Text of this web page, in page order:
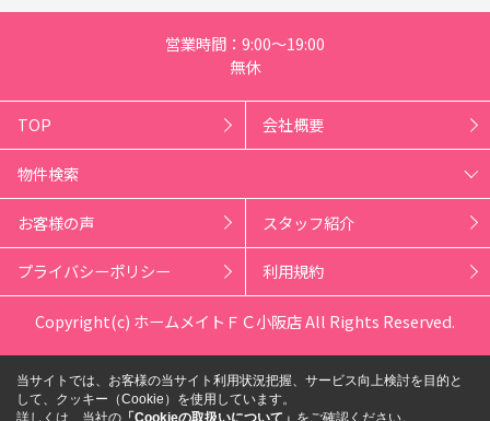
営業時間：9:00～19:00
無休
TOP 会社概要
物件検索
お客様の声 スタッフ紹介
プライバシーポリシー 利用規約
Copyright(c) ホームメイトＦＣ小阪店 All Rights Reserved.
当サイトでは、お客様の当サイト利用状況把握、サービス向上検討を目的と
して、クッキー（Cookie）を使用しています。
詳しくは、当社の 「Cookieの取扱いについて」 をご確認ください。